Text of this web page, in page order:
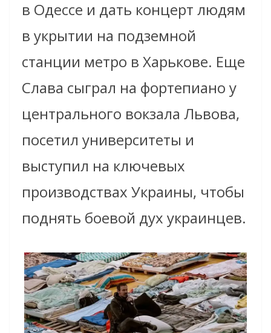
в Одессе и дать концерт людям
в укрытии на подземной
станции метро в Харькове. Еще
Слава сыграл на фортепиано у
центрального вокзала Львова,
посетил университеты и
выступил на ключевых
производствах Украины, чтобы
поднять боевой дух украинцев.